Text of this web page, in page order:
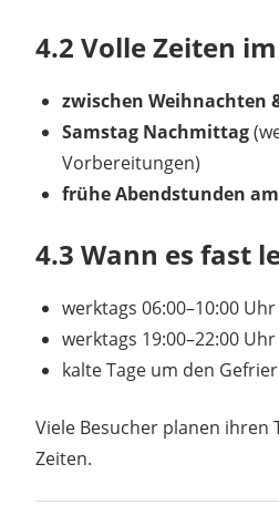
4.2 Volle Zeiten
zwischen Weihnachten
Samstag Nachmittag
Vorbereitungen)
frühe Abendstunden
4.3 Wann es fast
werktags 06:00–10:00 Uhr
werktags 19:00–22:00 Uhr
kalte Tage um den
Viele Besucher planen ihren
Zeiten.